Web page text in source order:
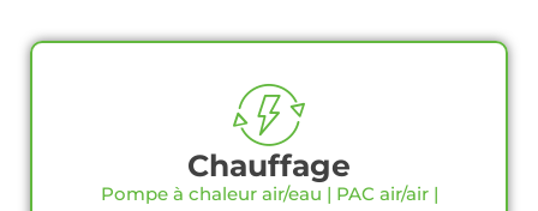
Chauffage
Pompe à chaleur air/eau | PAC air/air |